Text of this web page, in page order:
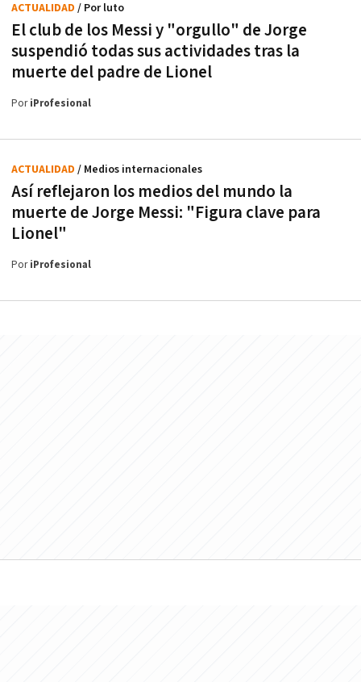
El club de los Messi y "orgullo" de Jorge
suspendió todas sus actividades tras la
muerte del padre de Lionel
ACTUALIDAD / Por luto
PoriProfesional
Así reflejaron los medios del mundo la
muerte de Jorge Messi: "Figura clave para
Lionel"
ACTUALIDAD / Medios internacionales
PoriProfesional